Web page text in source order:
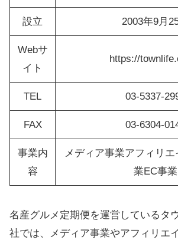
設立 2003年9月
Webサ
イト
https://
TEL 03-5337-
FAX 03-6304-
事業内
容
メディア事業アフィリ
業EC事業
名産グルメ定期便を運営しているタ
社では、メディア事業やアフィリエ